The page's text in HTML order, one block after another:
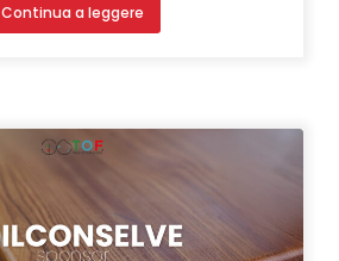
Continua a leggere